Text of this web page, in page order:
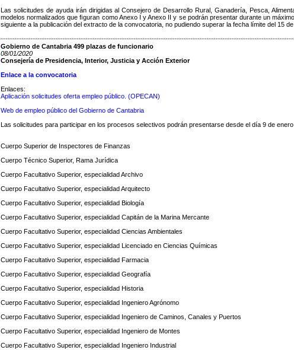
Las solicitudes de ayuda irán dirigidas al Consejero de Desarrollo Rural, Ganadería, Pesca,
modelos normalizados que ﬁguran como Anexo I y Anexo II y se podrán presentar durante un
siguiente a la publicación del extracto de la convocatoria, no pudiendo superar la fecha límite del 15
Gobierno de Cantabria 499 plazas de funcionario
08/01/2020
Consejería de Presidencia, Interior, Justicia y Acción Exterior
Enlace a la convocatoria
Enlaces:
Aplicación solicitudes oferta empleo público. (OPECAN)
Web de empleo público del Gobierno de Cantabria
Las solicitudes para participar en los procesos selectivos podrán presentarse desde el día 9 de enero
Cuerpo Superior de Inspectores de Finanzas
Cuerpo Técnico Superior, Rama Jurídica
Cuerpo Facultativo Superior, especialidad Archivo
Cuerpo Facultativo Superior, especialidad Arquitecto
Cuerpo Facultativo Superior, especialidad Biología
Cuerpo Facultativo Superior, especialidad Capitán de la Marina Mercante
Cuerpo Facultativo Superior, especialidad Ciencias Ambientales
Cuerpo Facultativo Superior, especialidad Licenciado en Ciencias Químicas
Cuerpo Facultativo Superior, especialidad Farmacia
Cuerpo Facultativo Superior, especialidad Geografía
Cuerpo Facultativo Superior, especialidad Historia
Cuerpo Facultativo Superior, especialidad Ingeniero Agrónomo
Cuerpo Facultativo Superior, especialidad Ingeniero de Caminos, Canales y Puertos
Cuerpo Facultativo Superior, especialidad Ingeniero de Montes
Cuerpo Facultativo Superior, especialidad Ingeniero Industrial